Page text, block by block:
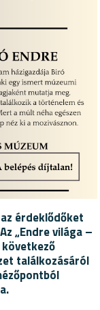
érdeklődőket
„Endre világa –
találkozásáról